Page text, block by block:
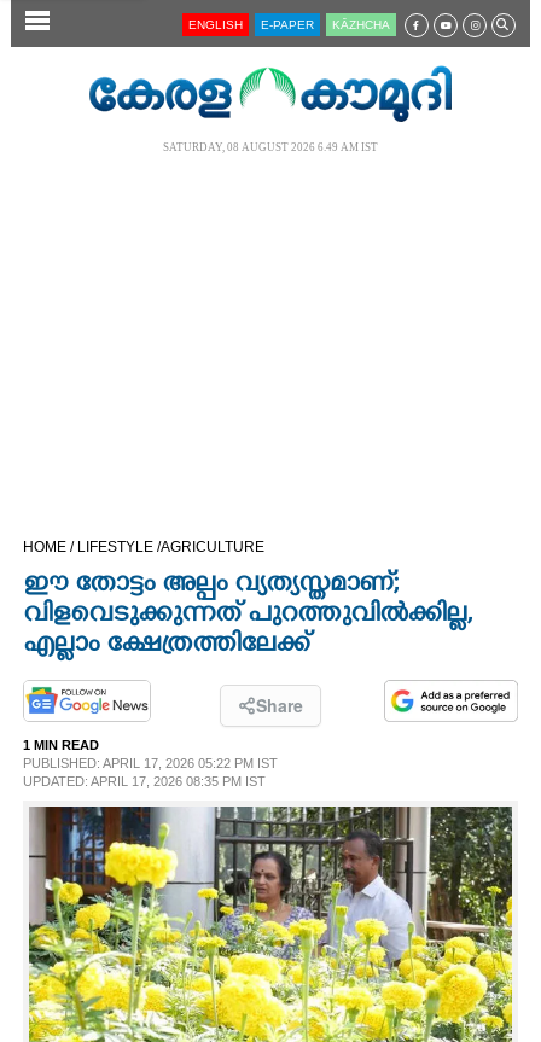
SECTIONS
OPINION
PHOTOS
LIFESTYLE
SPIRITUAL
INFO+
ART
ENGLISH E-PAPER KĀZHCHA
SATURDAY, 08 AUGUST 2026 6.49 AM IST
HOME / LIFESTYLE /AGRICULTURE
ഈ തോട്ടം അല്പം വ്യത്യസ്തമാണ്;
വിളവെടുക്കുന്നത് പുറത്തുവിൽക്കില്ല,
എല്ലാം ക്ഷേത്രത്തിലേക്ക്
Share
1 MIN READ
PUBLISHED: APRIL 17, 2026 05:22 PM IST
UPDATED: APRIL 17, 2026 08:35 PM IST